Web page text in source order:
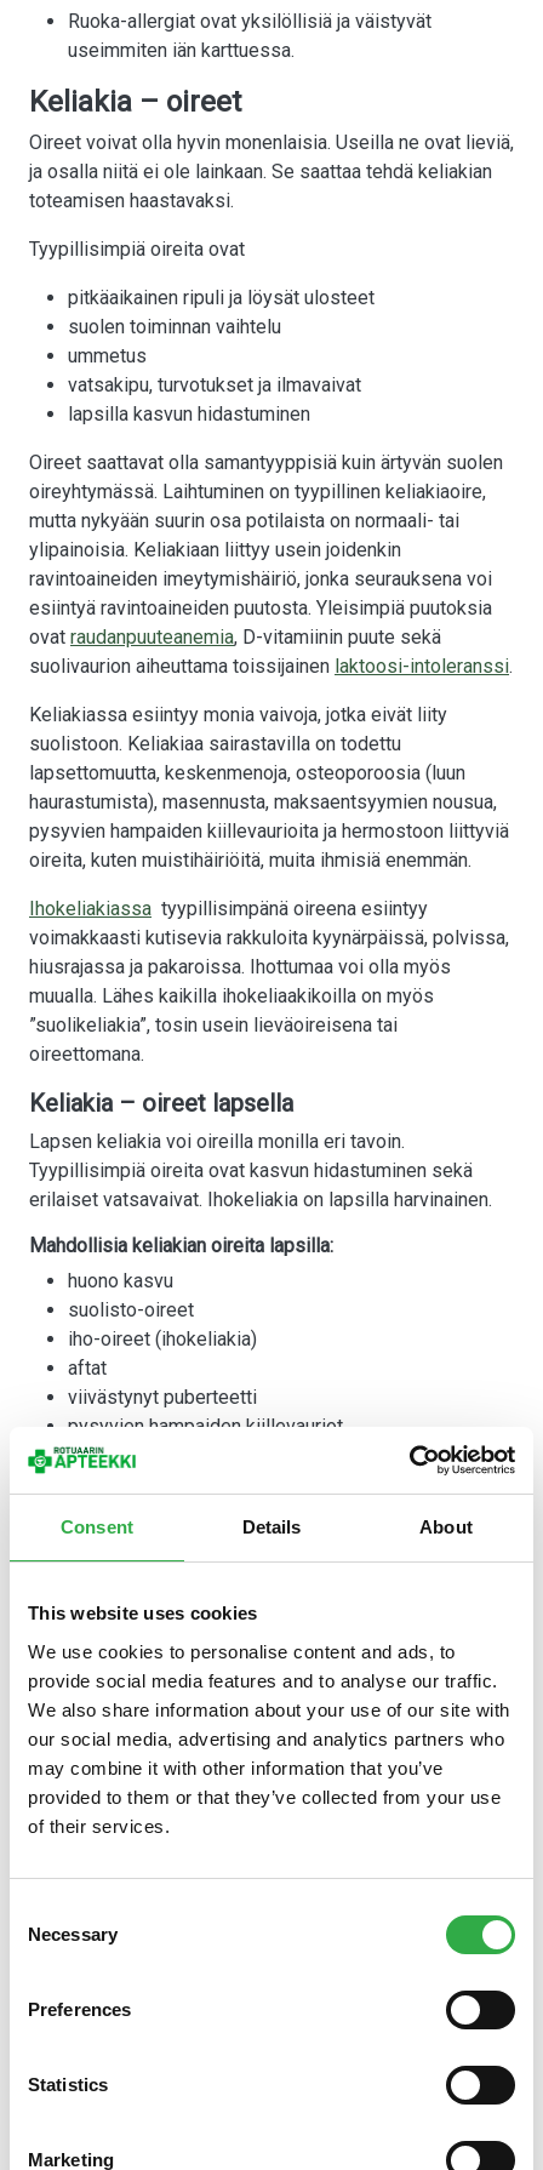
Consent Details About
This website uses cookies
We use cookies to personalise content and ads, to
provide social media features and to analyse our traffic.
We also share information about your use of our site with
our social media, advertising and analytics partners who
may combine it with other information that you’ve
provided to them or that they’ve collected from your use
of their services.
Selection
Necessary
Preferences
Statistics
Marketing
Ruoka-allergiat ovat yksilöllisiä ja väistyvät
useimmiten iän karttuessa.
Keliakia – oireet
Oireet voivat olla hyvin monenlaisia. Useilla ne ovat lieviä,
ja osalla niitä ei ole lainkaan. Se saattaa tehdä keliakian
toteamisen haastavaksi.
Tyypillisimpiä oireita ovat
pitkäaikainen ripuli ja löysät ulosteet
suolen toiminnan vaihtelu
ummetus
vatsakipu, turvotukset ja ilmavaivat
lapsilla kasvun hidastuminen
Oireet saattavat olla samantyyppisiä kuin ärtyvän suolen
oireyhtymässä. Laihtuminen on tyypillinen keliakiaoire,
mutta nykyään suurin osa potilaista on normaali- tai
ylipainoisia. Keliakiaan liittyy usein joidenkin
ravintoaineiden imeytymishäiriö, jonka seurauksena voi
esiintyä ravintoaineiden puutosta. Yleisimpiä puutoksia
ovat raudanpuuteanemia, D-vitamiinin puute sekä
suolivaurion aiheuttama toissijainen laktoosi-intoleranssi.
Keliakiassa esiintyy monia vaivoja, jotka eivät liity
suolistoon. Keliakiaa sairastavilla on todettu
lapsettomuutta, keskenmenoja, osteoporoosia (luun
haurastumista), masennusta, maksaentsyymien nousua,
pysyvien hampaiden kiillevaurioita ja hermostoon liittyviä
oireita, kuten muistihäiriöitä, muita ihmisiä enemmän.
Ihokeliakiassa tyypillisimpänä oireena esiintyy
voimakkaasti kutisevia rakkuloita kyynärpäissä, polvissa,
hiusrajassa ja pakaroissa. Ihottumaa voi olla myös
muualla. Lähes kaikilla ihokeliaakikoilla on myös
”suolikeliakia”, tosin usein lieväoireisena tai
oireettomana.
Keliakia – oireet lapsella
Lapsen keliakia voi oireilla monilla eri tavoin.
Tyypillisimpiä oireita ovat kasvun hidastuminen sekä
erilaiset vatsavaivat. Ihokeliakia on lapsilla harvinainen.
Mahdollisia keliakian oireita lapsilla:
huono kasvu
suolisto-oireet
iho-oireet (ihokeliakia)
aftat
viivästynyt puberteetti
pysyvien hampaiden kiillevauriot
psyykkiset oireet, kuten levottomuus tai ärtyisyys
Keliakian toteaminen
Keliakiatutkimukset ovat aiheellisia, jos ilmenee siihen
ihokeliakiaan sopivaa ihottumaa. Ensisijaisesti
tutkimukset tehdään verikokein. Tyypillisessä tilanteessa
diagnoosi voidaan tehdä pelkillä vasta-ainetutkimuksilla
ilman ohutsuolen tähystystä. Entistä useammin keliakia
löydetään aikuisiässä ruoansulatuskanavan ulkopuolisten
oireiden tai liitännäissairauksien tutkimusten yhteydessä.
näytepalan perusteella. Ihokeliakiassa veren
keliakiavasta-aineet eivät nouse noin kolmasosalla
ihokeliaakikoista. Ihokeliakian osalta diagnoosin tekee
Keliakia – hoito
Ainoa tehokas hoitomuoto on pysyvästi gluteeniton
ruokavalio. Ruokavaliossa vältetään syömästä kokonaan
gluteenittomilla tuotteilla. Hoito on elinikäinen, ja siinä